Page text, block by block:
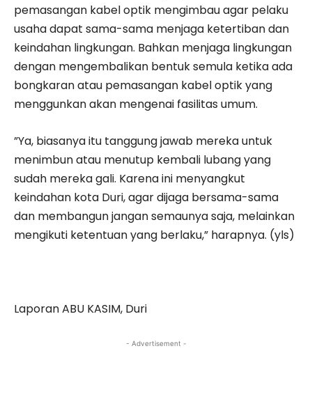
pemasangan kabel optik mengimbau agar pelaku
usaha dapat sama-sama menjaga ketertiban dan
keindahan lingkungan. Bahkan menjaga lingkungan
dengan mengembalikan bentuk semula ketika ada
bongkaran atau pemasangan kabel optik yang
menggunkan akan mengenai fasilitas umum.
”Ya, biasanya itu tanggung jawab mereka untuk
menimbun atau menutup kembali lubang yang
sudah mereka gali. Karena ini menyangkut
keindahan kota Duri, agar dijaga bersama-sama
dan membangun jangan semaunya saja, melainkan
mengikuti ketentuan yang berlaku,” harapnya. (yls)
Laporan ABU KASIM, Duri
- Advertisement -